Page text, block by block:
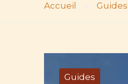
Accueil Guides
Guides